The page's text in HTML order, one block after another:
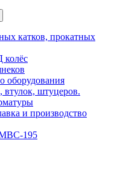
катков, прокатных
колёс
оборудования
втулок, штуцеров.
и производство
МВС-195